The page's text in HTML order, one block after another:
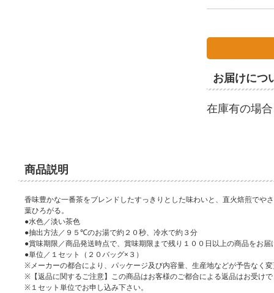
お届けにつ
在庫有の場
商品説明
香味豊かな一番茶をブレンドしたすっきりとした味わいと、直火焙煎で
葉ひろがる。
●水色／淡い茶色
●抽出方法／９５℃のお湯で約２０秒、冷水で約３分
●賞味期限／商品発送時点で、賞味期限まで残り１００日以上の商品をお届
●単位／１セット（２０バッグ×３）
※メーカーの都合により、パッケージ及び内容量、生産地などが予告なく
※【返品に関するご注意】この商品はお客様のご都合による返品はお受け
※１セット単位でお申し込み下さい。